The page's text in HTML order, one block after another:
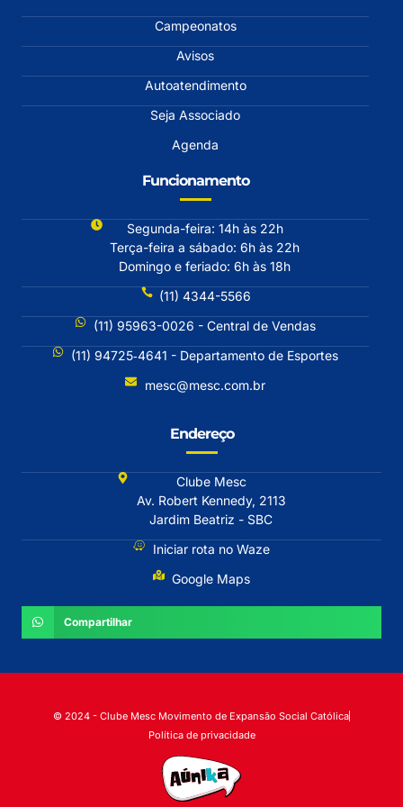
Campeonatos
Avisos
Autoatendimento
Seja Associado
Agenda
Funcionamento
Segunda-feira: 14h às 22h
Terça-feira a sábado: 6h às 22h
Domingo e feriado: 6h às 18h
(11) 4344-5566
(11) 95963-0026 - Central de Vendas
(11) 94725‐4641 - Departamento de Esportes
mesc@mesc.com.br
Endereço
Clube Mesc
Av. Robert Kennedy, 2113
Jardim Beatriz - SBC
Iniciar rota no Waze
Google Maps
Compartilhar
© 2024 - Clube Mesc Movimento de Expansão Social Católica
Política de privacidade